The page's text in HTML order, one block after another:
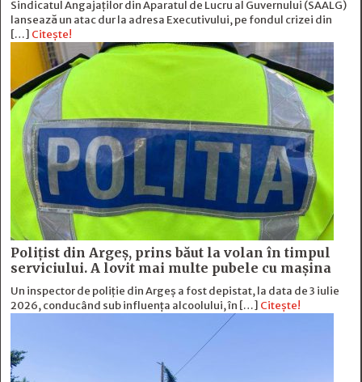
Sindicatul Angajaților din Aparatul de Lucru al Guvernului (SAALG)
lansează un atac dur la adresa Executivului, pe fondul crizei din
[…] Citește!
Polițist din Argeș, prins băut la volan în timpul
serviciului. A lovit mai multe pubele cu mașina
Un inspector de poliție din Argeș a fost depistat, la data de 3 iulie
2026, conducând sub influența alcoolului, în […] Citește!